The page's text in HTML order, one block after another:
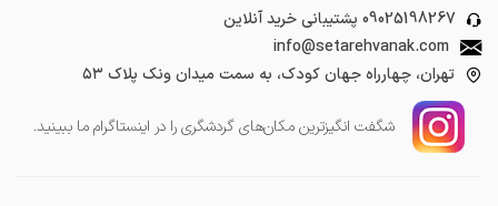
09025198267 پشتیبانی خرید آنلاین
info@setarehvanak.com
تهران، چهارراه جهان کودک، به سمت میدان ونک پلاک ۵۳
شگفت انگیز‌ترین مکان‌های گردشگری را در اینستاگرام ما ببینید.